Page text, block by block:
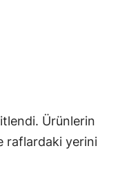
Ürünlerin
raflardaki yerini